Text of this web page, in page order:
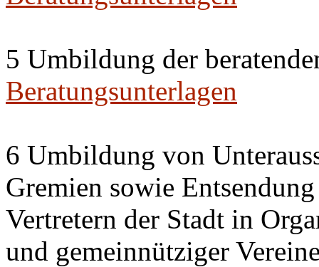
5 Umbildung der
Beratungsunterlagen
6 Umbildung von
Gremien sowie
Vertretern der Stadt in
und gemeinnütziger